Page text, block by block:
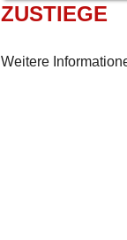
ZUSTIEGE
Weitere